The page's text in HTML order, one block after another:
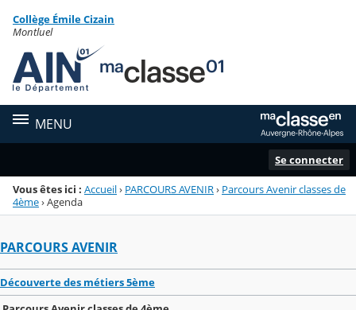
Menu de la rubrique
Contenu
Collège Émile Cizain
Montluel
MENU
Se connecter
Vous êtes ici : Accueil› PARCOURS AVENIR› Parcours Avenir classes de
4ème›Agenda
PARCOURS AVENIR
Découverte des métiers 5ème